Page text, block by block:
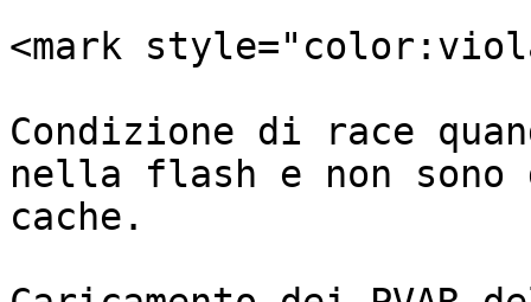
<mark
Condizione di race
nella flash e non
cache.